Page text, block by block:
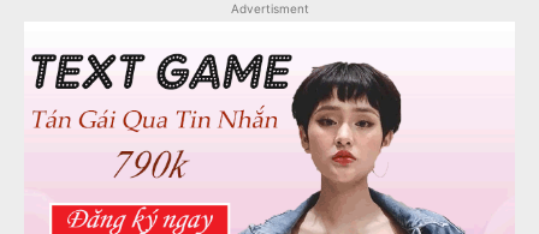
Advertisment